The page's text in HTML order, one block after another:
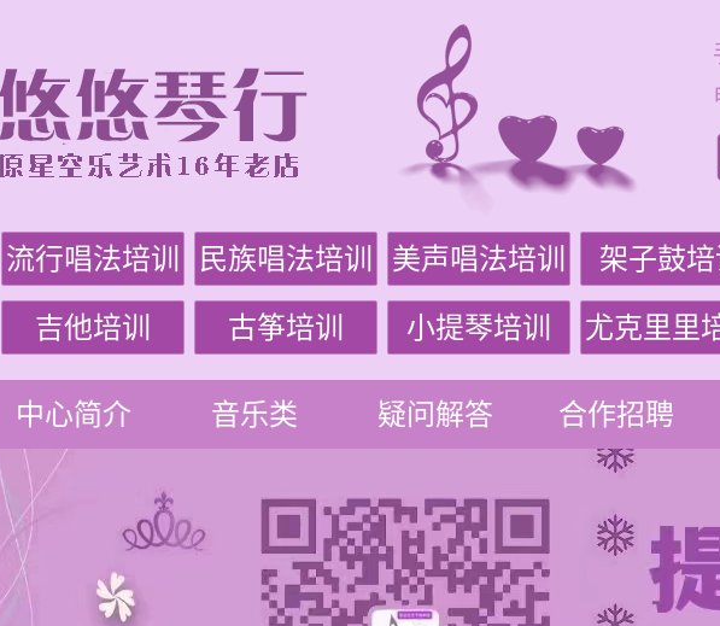
流行唱法培训 民族唱法培训 美声唱法培训 架子鼓培
吉他培训 古筝培训 小提琴培训 尤克里里
中心简介 音乐类 疑问解答 合作招聘